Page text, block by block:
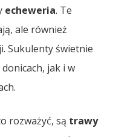
echeweria. Te
ale również
Sukulenty świetnie
jak i w
rozważyć, są trawy